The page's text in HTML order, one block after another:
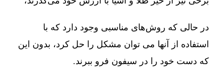
در حالی که روش‌های مناسبی وجود دارد که با
استفاده از آنها می توان مشکل را حل کرد، بدون این
که دست خود را در سیفون فرو ببرند.